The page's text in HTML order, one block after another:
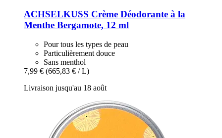
ACHSELKUSS Crème Déodorante à la
Menthe Bergamote, 12 ml
Pour tous les types de peau
Particulièrement douce
Sans menthol
7,99 € (665,83 € / L)
Livraison jusqu'au 18 août